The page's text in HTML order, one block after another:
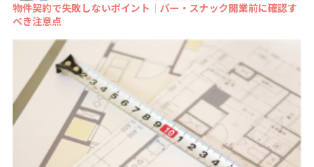
物件契約で失敗しないポイント｜バー・スナック開業前に確認す
べき注意点